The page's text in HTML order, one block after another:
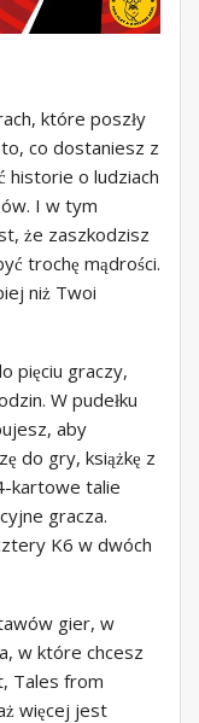
które poszły
co dostaniesz z
historie o ludziach
I w tym
że zaszkodzisz
trochę mądrości.
niż Twoi
pięciu graczy,
W pudełku
aby
do gry, książkę z
kartowe talie
gracza.
K6 w dwóch
gier, w
w które chcesz
Tales from
więcej jest